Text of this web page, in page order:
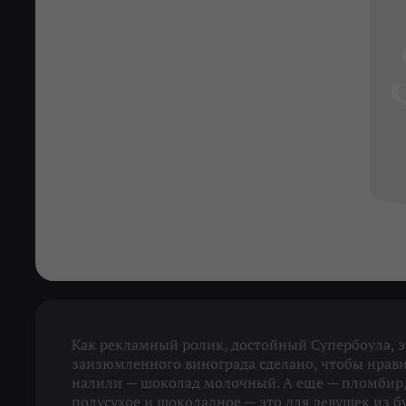
Как рекламный ролик, достойный Супербоула,
заизюмленного винограда сделано, чтобы
налили — шоколад молочный. А еще — пломбир,
полусухое и шоколадное — это для девушек